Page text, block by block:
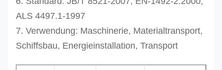
ALS 4497.1-1997
7. Verwendung: Maschinerie, Materialtransport,
Schiffsbau, Energieinstallation, Transport